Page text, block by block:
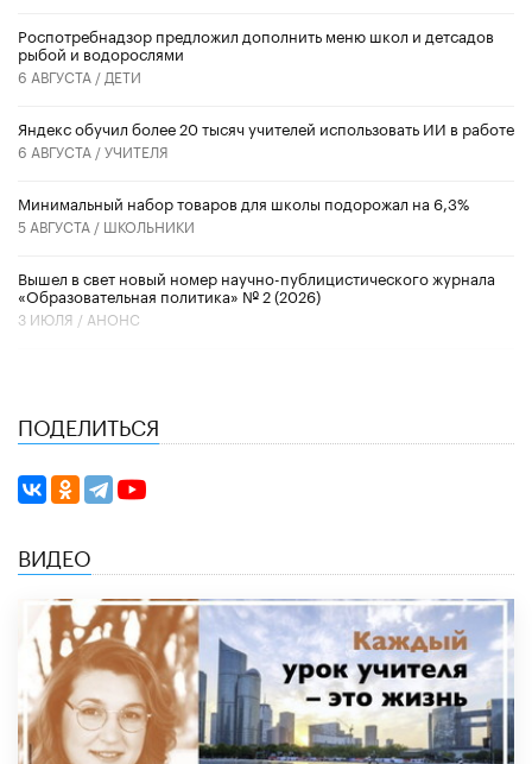
Роспотребнадзор предложил дополнить меню школ и детсадов
рыбой и водорослями
6 АВГУСТА / ДЕТИ
​Яндекс обучил более 20 тысяч учителей использовать ИИ в работе
6 АВГУСТА /УЧИТЕЛЯ
Минимальный набор товаров для школы подорожал на 6,3%
5 АВГУСТА / ШКОЛЬНИКИ
Вышел в свет новый номер научно-публицистического журнала
«Образовательная политика» № 2 (2026)
3 ИЮЛЯ / АНОНС
ПОДЕЛИТЬСЯ
ВИДЕО